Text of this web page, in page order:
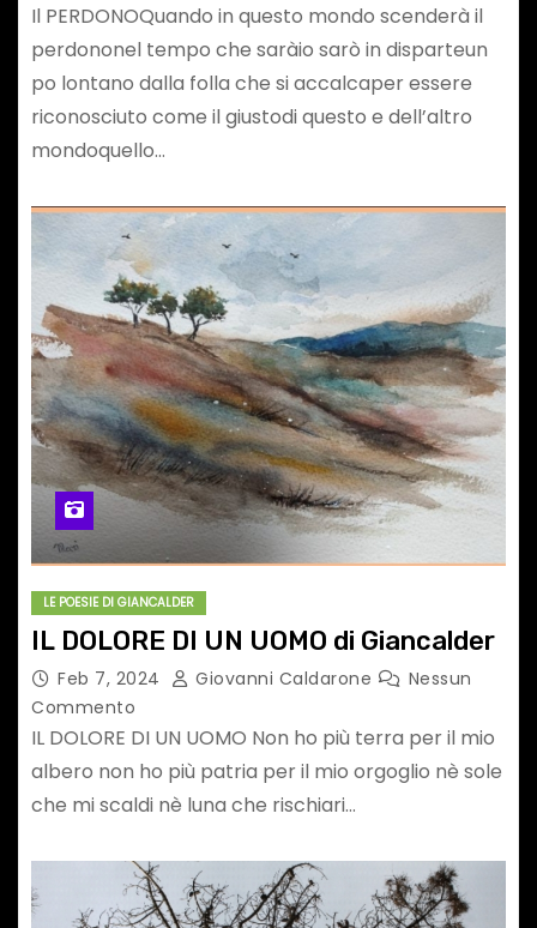
Il PERDONOQuando in questo mondo scenderà il
perdononel tempo che saràio sarò in disparteun
po lontano dalla folla che si accalcaper essere
riconosciuto come il giustodi questo e dell’altro
mondoquello…
LE POESIE DI GIANCALDER
IL DOLORE DI UN UOMO di Giancalder
Feb 7, 2024 Giovanni Caldarone
Nessun
Commento
IL DOLORE DI UN UOMO Non ho più terra per il mio
albero non ho più patria per il mio orgoglio nè sole
che mi scaldi nè luna che rischiari…